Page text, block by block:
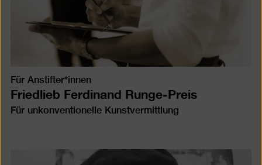
Für Anstifter*innen
Friedlieb Ferdinand Runge-Preis
Für unkonventionelle Kunstvermittlung